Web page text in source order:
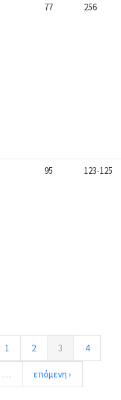
77 256
95 123-125
1 2 3 4
… επόμενη ›